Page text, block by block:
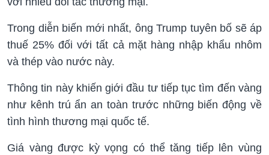
Trong diễn biến mới nhất, ông Trump tuyên bố sẽ áp
thuế 25% đối với tất cả mặt hàng nhập khẩu nhôm
và thép vào nước này.
Thông tin này khiến giới đầu tư tiếp tục tìm đến vàng
như kênh trú ẩn an toàn trước những biến động về
tình hình thương mại quốc tế.
Giá vàng được kỳ vọng có thể tăng tiếp lên vùng